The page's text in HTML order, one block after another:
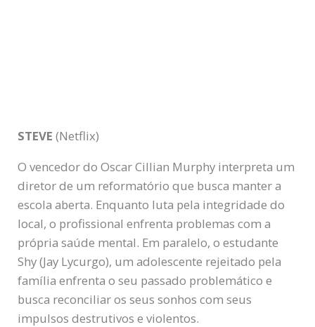
STEVE (Netflix)
O vencedor do Oscar Cillian Murphy interpreta um
diretor de um reformatório que busca manter a
escola aberta. Enquanto luta pela integridade do
local, o profissional enfrenta problemas com a
própria saúde mental. Em paralelo, o estudante
Shy (Jay Lycurgo), um adolescente rejeitado pela
família enfrenta o seu passado problemático e
busca reconciliar os seus sonhos com seus
impulsos destrutivos e violentos.